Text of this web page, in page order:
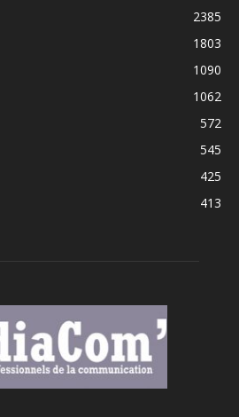
2385
1803
1090
1062
572
545
425
413